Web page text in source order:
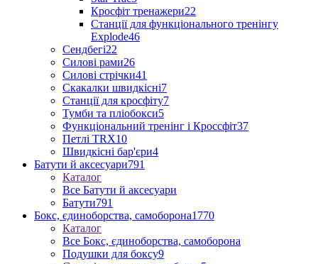
Кросфіт тренажери22
Станції для функціонального тренінгу
Explode46
Сендбегі22
Силові рами26
Силові стрічки41
Скакалки швидкісні7
Станції для кросфіту7
Тумби та пліобокси5
Функціональний тренінг і Кроссфіт37
Петлі TRX10
Швидкісні бар'єри4
Батути й аксесуари791
Каталог
Все Батути й аксесуари
Батути791
Бокс, єдиноборства, самоборона1770
Каталог
Все Бокс, єдиноборства, самоборона
Подушки для боксу9